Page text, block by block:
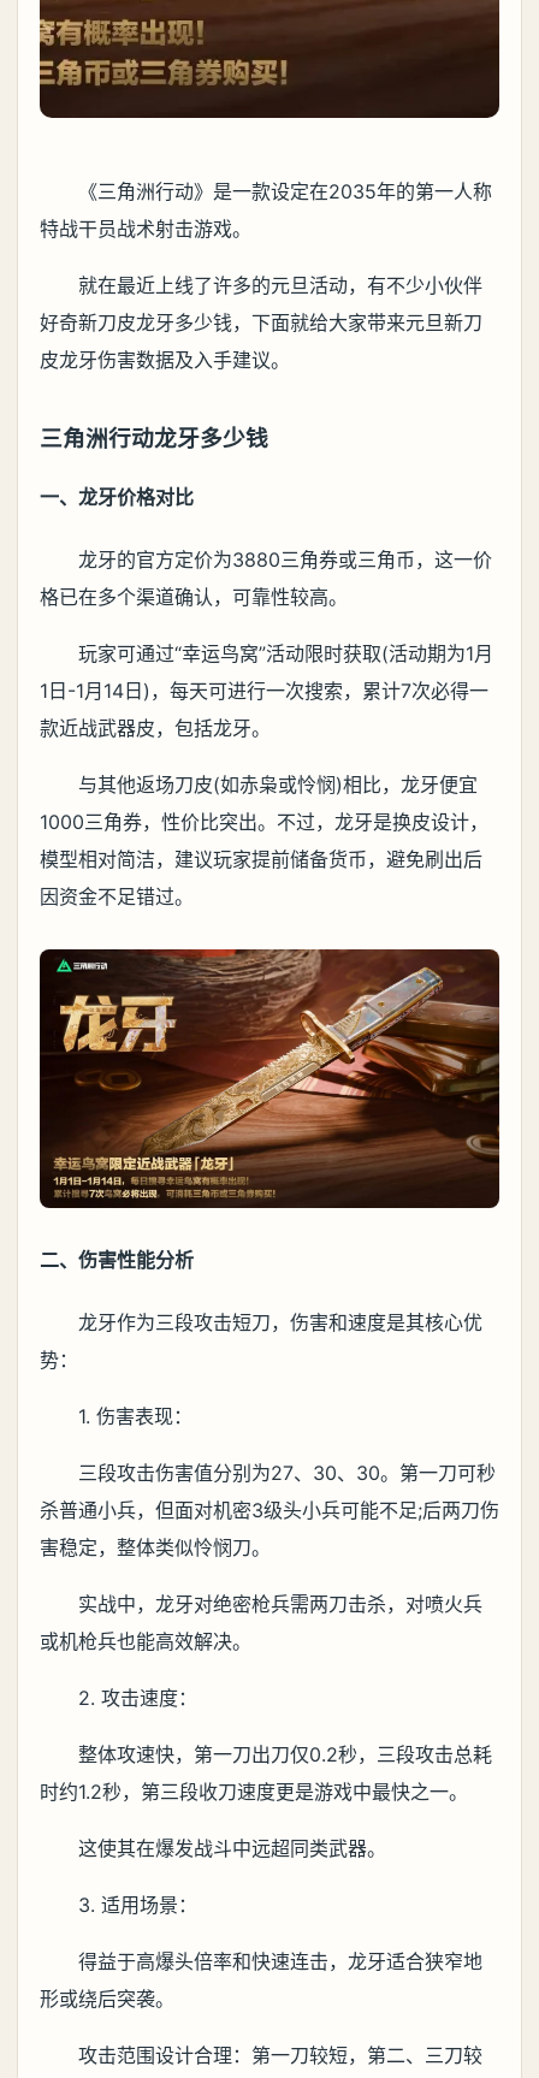
《三角洲行动》是一款设定在2035年的第一人称
特战干员战术射击游戏。
就在最近上线了许多的元旦活动，有不少小伙伴
好奇新刀皮龙牙多少钱，下面就给大家带来元旦新刀
皮龙牙伤害数据及入手建议。
三角洲行动龙牙多少钱
一、龙牙价格对比
龙牙的官方定价为3880三角券或三角币，这一价
格已在多个渠道确认，可靠性较高。
玩家可通过“幸运鸟窝”活动限时获取(活动期为1月
1日-1月14日)，每天可进行一次搜索，累计7次必得一
款近战武器皮，包括龙牙。
与其他返场刀皮(如赤枭或怜悯)相比，龙牙便宜
1000三角券，性价比突出。不过，龙牙是换皮设计，
模型相对简洁，建议玩家提前储备货币，避免刷出后
因资金不足错过。
二、伤害性能分析
龙牙作为三段攻击短刀，伤害和速度是其核心优
势：
1. 伤害表现：
三段攻击伤害值分别为27、30、30。第一刀可秒
杀普通小兵，但面对机密3级头小兵可能不足;后两刀伤
害稳定，整体类似怜悯刀。
实战中，龙牙对绝密枪兵需两刀击杀，对喷火兵
或机枪兵也能高效解决。
2. 攻击速度：
整体攻速快，第一刀出刀仅0.2秒，三段攻击总耗
时约1.2秒，第三段收刀速度更是游戏中最快之一。
这使其在爆发战斗中远超同类武器。
3. 适用场景：
得益于高爆头倍率和快速连击，龙牙适合狭窄地
形或绕后突袭。
攻击范围设计合理：第一刀较短，第二、三刀较